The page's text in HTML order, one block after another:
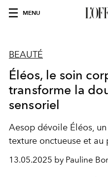
MENU
BEAUTÉ
Éléos, le soin
transforme la
sensoriel
Aesop dévoile Éléos,
texture onctueuse et
13.05.2025 by Pauline